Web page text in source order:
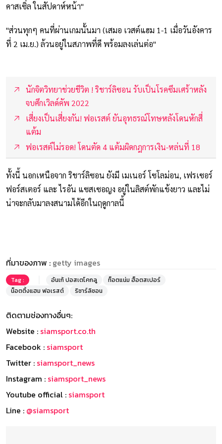
คาสเซิ่ล ในสัปดาห์หน้า"
"ส่วนทุกๆ คนที่ผ่านเกมนั้นมา (เสมอ เวสต์แฮม 1-1 เมื่อวันอังคาร
ที่ 2 เม.ย.) ล้วนอยู่ในสภาพที่ดี พร้อมลงเล่นต่อ"
นักจิตวิทยาช่วยชีวิต ! ริชาร์ลิซอน รับเป็นโรคซึมเศร้าหลัง
จบศึกเวิลด์คัพ 2022
เสี่ยงเป็นเสี่ยงกัน! ฟอเรสต์ ยันอุทธรณ์โทษหลังโดนหักสี่
แต้ม
ฟอเรสต์ไม่รอด! โดนตัด 4 แต้มผิดกฎการเงิน-หล่นที่ 18
ทั้งนี้ นอกเหนือจาก ริชาร์ลิซอน ยังมี เมเนอร์ โซโลม่อน, เฟรเซอร์
ฟอร์สเตอร์ และ ไรอัน แซสเซอญง อยู่ในลิสต์พักแข้งยาว และไม่
น่าจะกลับมาลงสนามได้อีกในฤดูกาลนี้
ที่มาของภาพ : getty images
Tag : อันเก้ ปอสเตโคกลู
ท็อตแน่ม ฮ็อตสเปอร์
น็อตติ้งแฮม ฟอเรสต์
ริชาร์ลิซอน
ติดตามช่องทางอื่นๆ:
Website : siamsport.co.th
Facebook : siamsport
Twitter : siamsport_news
Instagram : siamsport_news
Youtube official : siamsport
Line : @siamsport